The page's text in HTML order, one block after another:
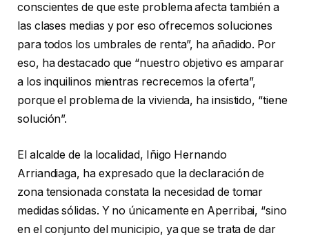
conscientes de que este problema afecta también a
las clases medias y por eso ofrecemos soluciones
para todos los umbrales de renta”, ha añadido. Por
eso, ha destacado que “nuestro objetivo es amparar
a los inquilinos mientras recrecemos la oferta”,
porque el problema de la vivienda, ha insistido, “tiene
solución”.
El alcalde de la localidad, Iñigo Hernando
Arriandiaga, ha expresado que la declaración de
zona tensionada constata la necesidad de tomar
medidas sólidas. Y no únicamente en Aperribai, “sino
en el conjunto del municipio, ya que se trata de dar